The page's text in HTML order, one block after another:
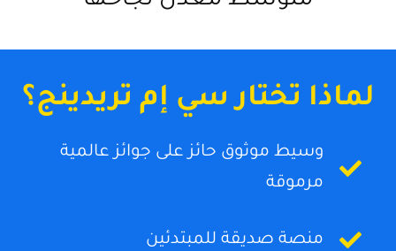
لماذا تختار سي إم تريدينج؟
وسيط موثوق حائز على جوائز عالمية
مرموقة
منصة صديقة للمبتدئين